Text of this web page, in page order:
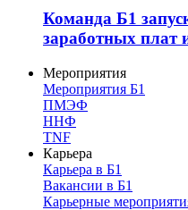
Команда Б1
заработных плат
Мероприятия
Мероприятия Б1
ПМЭФ
ННФ
TNF
Карьера
Карьера в Б1
Вакансии в Б1
Карьерные